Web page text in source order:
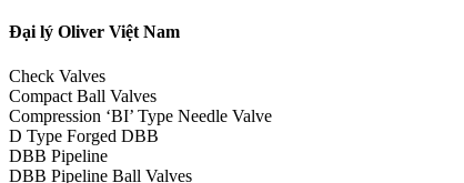
Đại lý Oliver Việt Nam
Check Valves
Compact Ball Valves
Compression ‘BI’ Type Needle Valve
D Type Forged DBB
DBB Pipeline
DBB Pipeline Ball Valves